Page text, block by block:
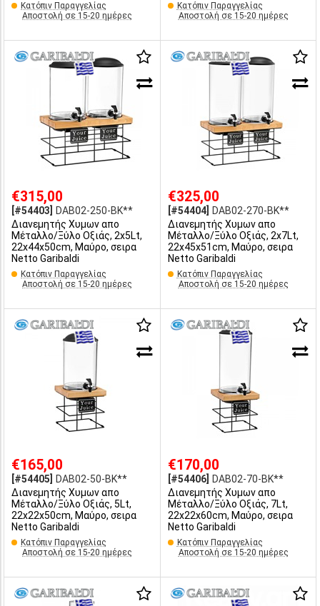
Κατόπιν Παραγγελίας
Αποστολή σε 15-20 ημέρες
Κατόπιν Παραγγελίας
Αποστολή σε 15-20 ημέρες
€315,00
[#54403]
DAB02-250-BK**
Διανεμητής Χυμων απο
Μέταλλο/Ξύλο Οξιάς, 2x5Lt,
22x44x50cm, Μαύρο, σειρα
Netto Garibaldi
Κατόπιν Παραγγελίας
Αποστολή σε 15-20 ημέρες
€325,00
[#54404]
DAB02-270-BK**
Διανεμητής Χυμων απο
Μέταλλο/Ξύλο Οξιάς, 2x7Lt,
22x45x51cm, Μαύρο, σειρα
Netto Garibaldi
Κατόπιν Παραγγελίας
Αποστολή σε 15-20 ημέρες
€165,00
[#54405]
DAB02-50-BK**
Διανεμητής Χυμων απο
Μέταλλο/Ξύλο Οξιάς, 5Lt,
22x22x50cm, Μαύρο, σειρα
Netto Garibaldi
Κατόπιν Παραγγελίας
Αποστολή σε 15-20 ημέρες
€170,00
[#54406]
DAB02-70-BK**
Διανεμητής Χυμων απο
Μέταλλο/Ξύλο Οξιάς, 7Lt,
22x22x60cm, Μαύρο, σειρα
Netto Garibaldi
Κατόπιν Παραγγελίας
Αποστολή σε 15-20 ημέρες